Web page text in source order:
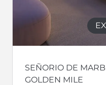
SEÑORIO DE
GOLDEN MILE